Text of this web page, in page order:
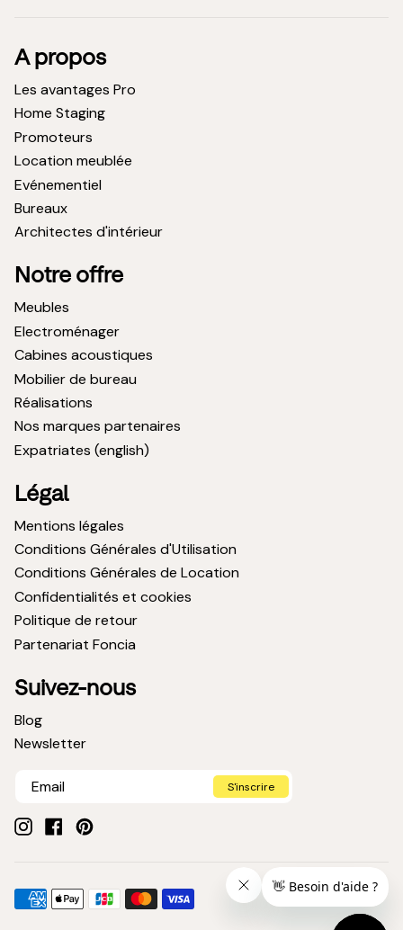
A propos
Les avantages Pro
Home Staging
Promoteurs
Location meublée
Evénementiel
Bureaux
Architectes d'intérieur
Notre offre
Meubles
Electroménager
Cabines acoustiques
Mobilier de bureau
Réalisations
Nos marques partenaires
Expatriates (english)
Légal
Mentions légales
Conditions Générales d'Utilisation
Conditions Générales de Location
Confidentialités et cookies
Politique de retour
Partenariat Foncia
Suivez-nous
Blog
Newsletter
S'inscrire
Méthodes